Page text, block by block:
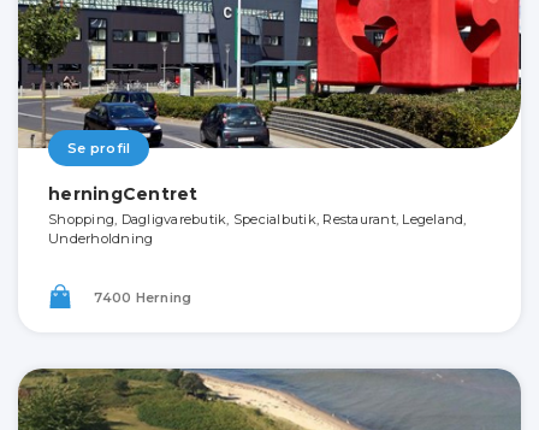
Se profil
herningCentret
Shopping, Dagligvarebutik, Specialbutik, Restaurant, Legeland,
Underholdning
7400 Herning